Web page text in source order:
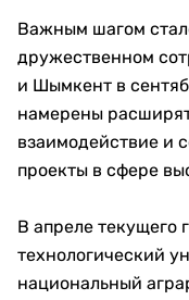
Важным шагом
дружественном
и Шымкент в
намерены
взаимодействие и
проекты в сфере
В апреле текущего
технологический
национальный